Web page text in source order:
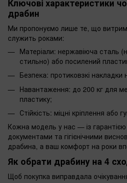
Ключові характеристики
драбин
Ми пропонуємо лише те, що
служить роками:
Матеріали: нержавіюча сталь
стильно) або посилений
Безпека: протиковзкі накладки
Навантаження: до 200 кг для
пластику;
Стійкість: міцні кріплення або
Кожна модель у нас — із гарантією
документами та гігієнічними
драбина, а ваш комфорт на роки
Як обрати драбину на 4
Щоб покупка виправдала